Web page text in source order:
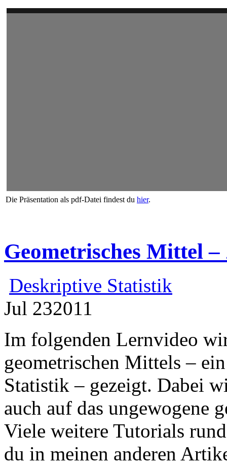
Die Präsentation als pdf-Datei findest du hier.
Geometrisches Mittel
Deskriptive Statistik
Jul 232011
Im folgenden Lernvideo
geometrischen Mittels –
Statistik – gezeigt. Dabei
auch auf das ungewogene
Viele weitere Tutorials
du in meinen anderen